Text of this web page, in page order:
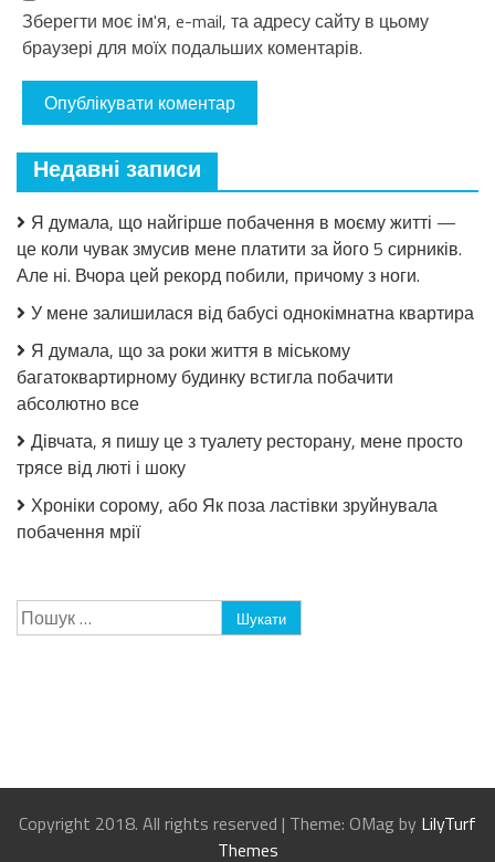
Зберегти моє ім'я, e-mail, та адресу сайту в цьому
браузері для моїх подальших коментарів.
Недавні записи
Я думала, що найгірше побачення в моєму житті —
це коли чувак змусив мене платити за його 5 сирників.
Але ні. Вчора цей рекорд побили, причому з ноги.
У мене залишилася від бабусі однокімнатна квартира
Я думала, що за роки життя в міському
багатоквартирному будинку встигла побачити
абсолютно все
Дівчата, я пишу це з туалету ресторану, мене просто
трясе від люті і шоку
Хроніки сорому, або Як поза ластівки зруйнувала
побачення мрії
Пошук:
Copyright 2018. All rights reserved | Theme: OMag by LilyTurf
Themes